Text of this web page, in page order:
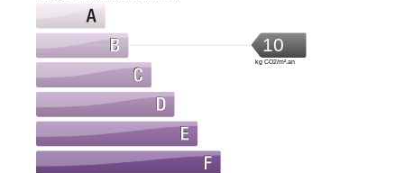
10
kg CO2/m².an